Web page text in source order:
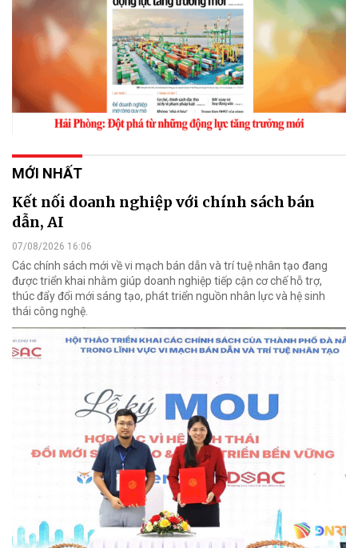
MỚI NHẤT
Kết nối doanh nghiệp với chính sách bán
dẫn, AI
07/08/2026 16:06
Các chính sách mới về vi mạch bán dẫn và trí tuệ nhân tạo đang
được triển khai nhằm giúp doanh nghiệp tiếp cận cơ chế hỗ trợ,
thúc đẩy đổi mới sáng tạo, phát triển nguồn nhân lực và hệ sinh
thái công nghệ.